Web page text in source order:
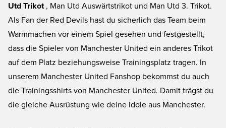
Utd Trikot , Man Utd Auswärtstrikot und Man Utd 3. Trikot.
Als Fan der Red Devils hast du sicherlich das Team beim
Warmmachen vor einem Spiel gesehen und festgestellt,
dass die Spieler von Manchester United ein anderes Trikot
auf dem Platz beziehungsweise Trainingsplatz tragen. In
unserem Manchester United Fanshop bekommst du auch
die Trainingsshirts von Manchester United. Damit trägst du
die gleiche Ausrüstung wie deine Idole aus Manchester.